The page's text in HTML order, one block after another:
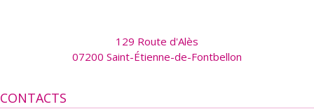
129 Route d'Alès
07200 Saint-Étienne-de-Fontbellon
CONTACTS